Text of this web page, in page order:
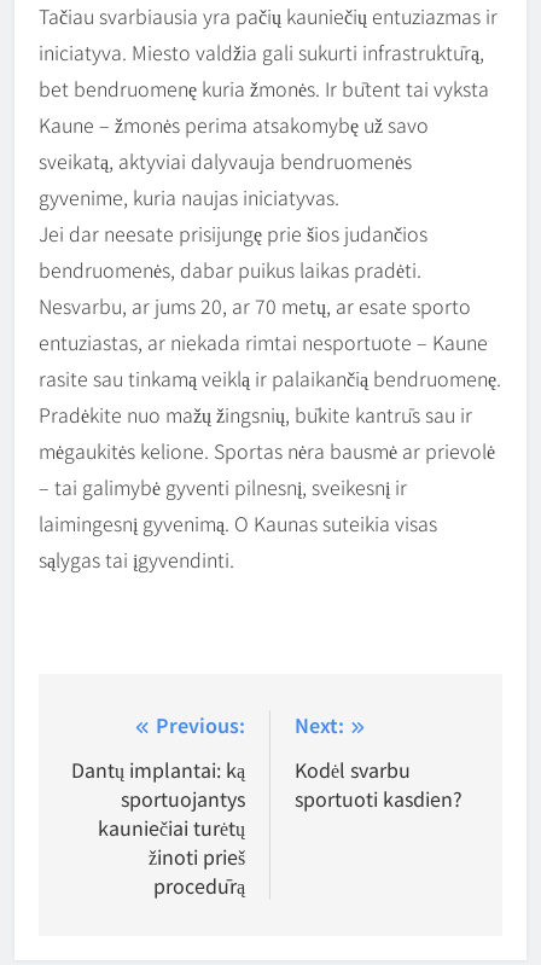
Tačiau svarbiausia yra pačių kauniečių entuziazmas ir
iniciatyva. Miesto valdžia gali sukurti infrastruktūrą,
bet bendruomenę kuria žmonės. Ir būtent tai vyksta
Kaune – žmonės perima atsakomybę už savo
sveikatą, aktyviai dalyvauja bendruomenės
gyvenime, kuria naujas iniciatyvas.
Jei dar neesate prisijungę prie šios judančios
bendruomenės, dabar puikus laikas pradėti.
Nesvarbu, ar jums 20, ar 70 metų, ar esate sporto
entuziastas, ar niekada rimtai nesportuote – Kaune
rasite sau tinkamą veiklą ir palaikančią bendruomenę.
Pradėkite nuo mažų žingsnių, būkite kantrūs sau ir
mėgaukitės kelione. Sportas nėra bausmė ar prievolė
– tai galimybė gyventi pilnesnį, sveikesnį ir
laimingesnį gyvenimą. O Kaunas suteikia visas
sąlygas tai įgyvendinti.
Navigacija
tarp
įrašų
Previous:
Dantų implantai: ką
sportuojantys
kauniečiai turėtų
žinoti prieš
procedūrą
Next:
Kodėl svarbu
sportuoti kasdien?